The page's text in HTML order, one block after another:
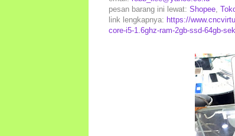
pesan barang ini lewat: Shopee,
link lengkapnya: https://
core-i5-1.6ghz-ram-2gb-ssd-64gb-